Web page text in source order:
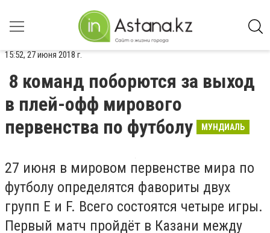
15:52, 27 июня 2018 г.
8 команд поборются за выход
в плей-офф мирового
первенства по футболу
МУНДИАЛЬ
27 июня в мировом первенстве мира по
футболу определятся фавориты двух
групп E и F. Всего состоятся четыре игры.
Первый матч пройдёт в Казани между